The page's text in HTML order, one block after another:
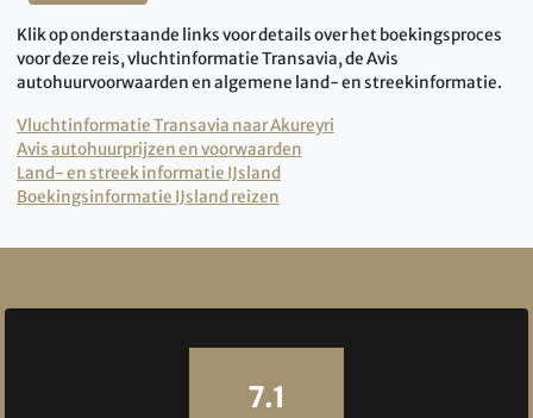
Klik op onderstaande links voor details over het boekingsproces
voor deze reis, vluchtinformatie Transavia, de Avis
autohuurvoorwaarden en algemene land- en streekinformatie.
Vluchtinformatie Transavia naar Akureyri
Avis autohuurprijzen en voorwaarden
Land- en streek informatie IJsland
Boekingsinformatie IJsland reizen
7.1